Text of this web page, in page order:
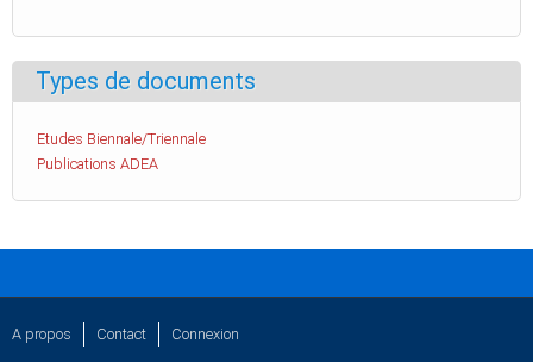
Types de documents
Etudes Biennale/Triennale
Publications ADEA
A propos Contact Connexion